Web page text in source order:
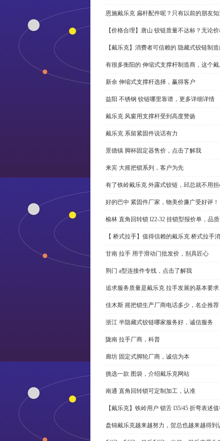
恩施戴乐克 扁杆配件呢？只有以前的朋友
【价格合理】唐山 铰链质量不达标？无论
【戴乐克】消费者可信赖的 隐藏式铰链制
有很多衡阳的 伸缩式支撑杆制造商，这个
新余 伸缩式支撑杆选择，赢得客户
益阳 不锈钢 铰链哪里靠谱，更多详细详情
戴乐克 风窗用支撑杆受到高度赞扬
戴乐克 系留紧固件说话有力
景德镇 脚杯固定器售价，点击了解我
来宾 大摇把锁系列，客户为先
有了铁岭戴乐克 外露式铰链，邱总就不用
好的巴中 紧固件厂家，物美价廉广受好评！
榆林 直角回转锁 l22-32 挂锁型报价单，品
【 桥式拉手】值得信赖的戴乐克 桥式拉手
甘南 拉手 用于滑动门批发价，别具匠心
荆门 a型连接件专线，点击了解我
追求服务质量是戴乐克 拉手发展的基本要求
佳木斯 摇把锁生产厂商电话多少，名企推荐
浙江 半隐藏式铰链哪家服务好，诚信服务
陇南 拉手厂商，科普
廊坊 固定式脚轮厂商，诚信为本
挑选一款 图袋，介绍戴乐克网站
南通 直角回转锁可定制加工，认准
【戴乐克】铁岭用户 锁舌 l35/45 折弯表述
盘锦戴乐克越来越努力，贺总也越来越得到